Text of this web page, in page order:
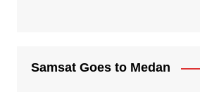
Samsat Goes to Medan